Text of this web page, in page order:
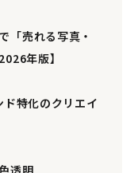
「売れる写真・
年版】
特化のクリエイ
透明